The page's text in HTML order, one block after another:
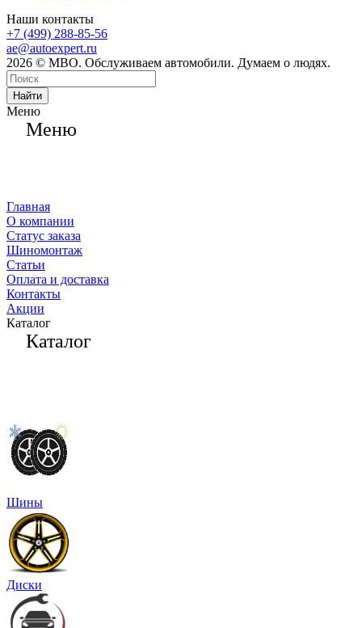
Наши контакты
+7 (499) 288-85-56
ae@autoexpert.ru
2026 © МВО. Обслуживаем автомобили. Думаем о людях.
Найти
Меню
Меню
Главная
О компании
Статус заказа
Шиномонтаж
Статьи
Оплата и доставка
Контакты
Акции
Каталог
Каталог
Шины
Диски